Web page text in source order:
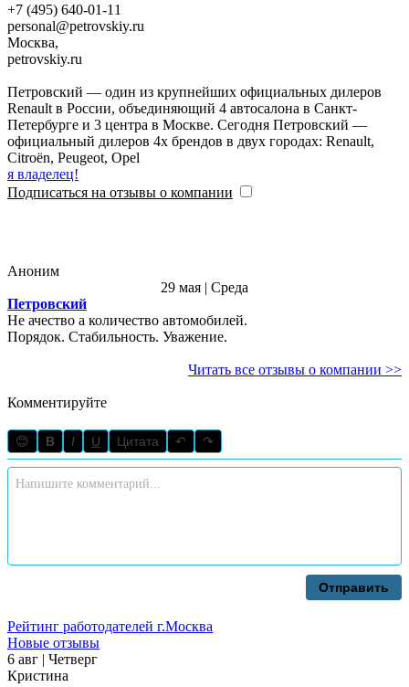
+7 (495) 640-01-11
personal@petrovskiy.ru
Москва,
petrovskiy.ru
Петровский — один из крупнейших официальных дилеров
Renault в России, объединяющий 4 автосалона в Санкт-
Петербурге и 3 центра в Москве. Сегодня Петровский —
официальный дилеров 4х брендов в двух городах: Renault,
Citroёn, Peugeot, Opel
я владелец!
Подписаться на отзывы о компании
Аноним
29 мая | Среда
Петровский
Не ачество а количество автомобилей.
Порядок. Стабильность. Уважение.
Читать все отзывы о компании >>
Комментируйте
😊 B I U Цитата ↶ ↷
Отправить
Рейтинг работодателей г.Москва
Новые отзывы
6 авг | Четверг
Кристина